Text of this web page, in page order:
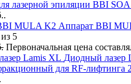
Аппарат BBI
из 5
Первоначальная цена
Диодный лазер